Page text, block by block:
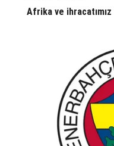
Afrika ve ihracatımız